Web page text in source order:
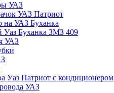
УАЗ
УАЗ Патриот
на УАЗ Буханка
Буханка ЗМЗ 409
УАЗ
Уаз Патриот с кондиционером
УАЗ